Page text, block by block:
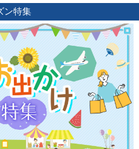
ン特集